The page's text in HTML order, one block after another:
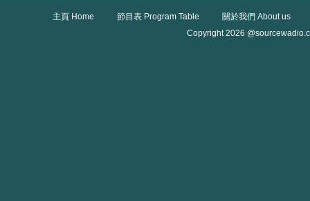
主頁 Home 節目表 Program Table
關於我們 About us
Copyright 2026